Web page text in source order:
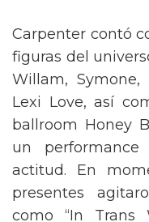
Carpenter contó
figuras del
Willam, Symone,
Lexi Love, así
ballroom Honey
un
actitud. En
presentes
como “In Trans